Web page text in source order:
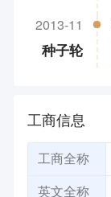
2013-11
种子轮
工商信息
工商全称
英文全称